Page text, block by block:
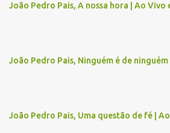
t
i
João Pedro Pais, A nossa hora | Ao Vivo
João Pedro Pais, Ninguém é de
João Pedro Pais, Uma questão de fé |